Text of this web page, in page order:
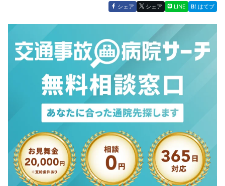
シェア シェア LINE はてブ